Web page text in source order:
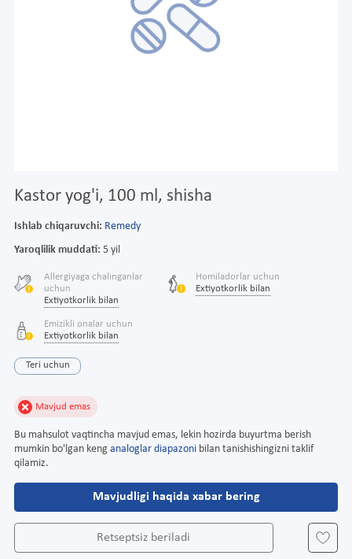
Kastor yog'i, 100 ml, shisha
Ishlab chiqaruvchi: Remedy
Yaroqlilik muddati: 5 yil
Allergiyaga chalinganlar
uchun
Extiyotkorlik bilan
Homiladorlar uchun
Extiyotkorlik bilan
Emizikli onalar uchun
Extiyotkorlik bilan
Teri uchun
Mavjud emas
Bu mahsulot vaqtincha mavjud emas, lekin hozirda buyurtma berish
mumkin bo'lgan keng analoglar diapazoni bilan tanishishingizni taklif
qilamiz.
Mavjudligi haqida xabar bering
Retseptsiz beriladi